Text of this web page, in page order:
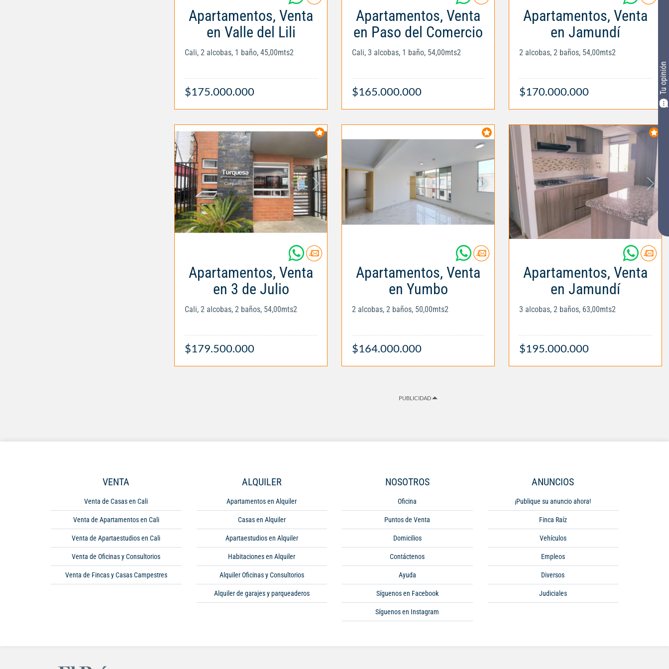
Tu opinión
Apartamentos, Venta
en Valle del Lili
Cali, 2 alcobas, 1 baño, 45,00mts2
$175.000.000
Apartamentos, Venta
en Paso del Comercio
Cali, 3 alcobas, 1 baño, 54,00mts2
$165.000.000
Apartamentos, Venta
en Jamundí
2 alcobas, 2 baños, 54,00mts2
$170.000.000
Apartamentos, Venta
en 3 de Julio
Cali, 2 alcobas, 2 baños, 54,00mts2
$179.500.000
Apartamentos, Venta
en Yumbo
2 alcobas, 2 baños, 50,00mts2
$164.000.000
Apartamentos, Venta
en Jamundí
3 alcobas, 2 baños, 63,00mts2
$195.000.000
PUBLICIDAD
VENTA
Venta de Casas en Cali
Venta de Apartamentos en Cali
Venta de Apartaestudios en Cali
Venta de Oficinas y Consultorios
Venta de Fincas y Casas Campestres
ALQUILER
Apartamentos en Alquiler
Casas en Alquiler
Apartaestudios en Alquiler
Habitaciones en Alquiler
Alquiler Oficinas y Consultorios
Alquiler de garajes y parqueaderos
NOSOTROS
Oficina
Puntos de Venta
Domicilios
Contáctenos
Ayuda
Síguenos en Facebook
Síguenos en Instagram
ANUNCIOS
¡Publique su anuncio ahora!
Finca Raíz
Vehículos
Empleos
Diversos
Judiciales